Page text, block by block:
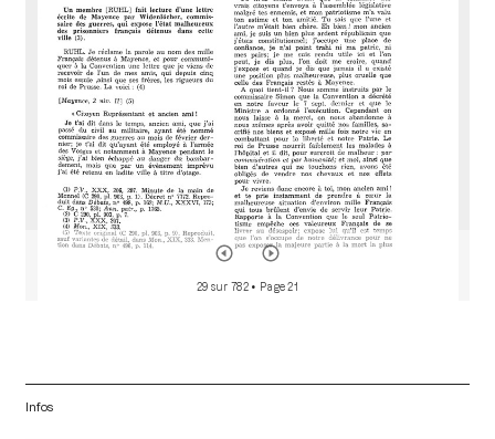
29 sur 782 • Page 21
Infos